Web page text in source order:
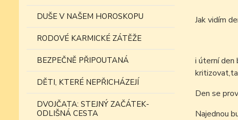
DUŠE V NAŠEM HOROSKOPU
RODOVÉ KARMICKÉ ZÁTĚŽE
BEZPEČNĚ PŘIPOUTANÁ
DĚTI, KTERÉ NEPŘICHÁZEJÍ
DVOJČATA: STEJNÝ ZAČÁTEK-
ODLIŠNÁ CESTA
Jak vidím
i úterní den
Den se
Najednou